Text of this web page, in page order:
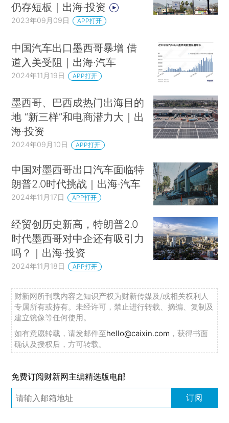
仍存短板｜出海·投资
2023年09月09日 APP打开
中国汽车出口墨西哥暴增 借
道入美受阻｜出海·汽车
2024年11月19日 APP打开
墨西哥、巴西成热门出海目的
地 “新三样”和电商潜力大｜出
海·投资
2024年09月10日 APP打开
中国对墨西哥出口汽车面临特
朗普2.0时代挑战｜出海·汽车
2024年11月17日 APP打开
经贸创历史新高，特朗普2.0
时代墨西哥对中企还有吸引力
吗？｜出海·投资
2024年11月18日 APP打开
财新网所刊载内容之知识产权为财新传媒及/或相关权利人
专属所有或持有。未经许可，禁止进行转载、摘编、复制及
建立镜像等任何使用。
如有意愿转载，请发邮件至hello@caixin.com ，获得书面
确认及授权后，方可转载。
免费订阅财新网主编精选版电邮
订阅